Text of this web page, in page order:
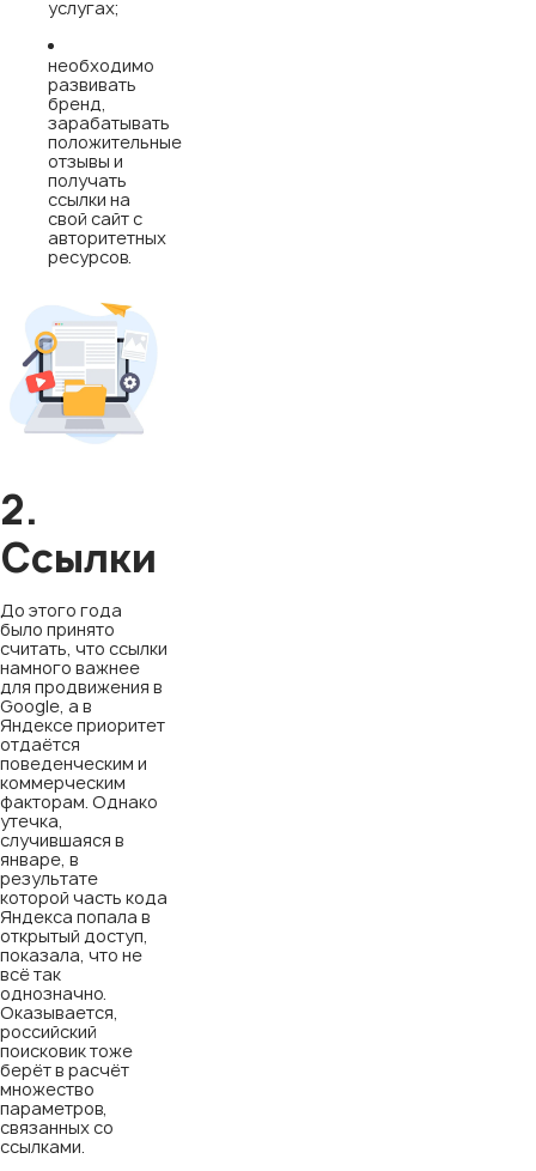
услугах;
необходимо
развивать
бренд,
зарабатывать
положительные
отзывы и
получать
ссылки на
свой сайт с
авторитетных
ресурсов.
2.
Ссылки
До этого года
было принято
считать, что ссылки
намного важнее
для продвижения в
Google, а в
Яндексе приоритет
отдаётся
поведенческим и
коммерческим
факторам. Однако
утечка,
случившаяся в
январе, в
результате
которой часть кода
Яндекса попала в
открытый доступ,
показала, что не
всё так
однозначно.
Оказывается,
российский
поисковик тоже
берёт в расчёт
множество
параметров,
связанных со
ссылками.